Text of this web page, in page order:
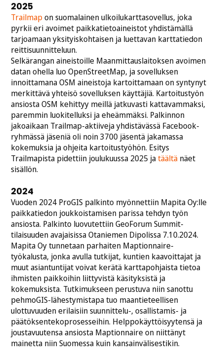
2025
Trailmapon suomalainen ulkoilukarttasovellus, joka
pyrkii eri avoimet paikkatietoaineistot yhdistämällä
tarjoamaan yksityiskohtaisen ja luettavan karttatiedon
reittisuunnitteluun.
Selkärangan aineistoille Maanmittauslaitoksen avoimen
datan ohella luo OpenStreetMap, ja sovelluksen
innoittamana OSM aineistoja kartoittamaan on syntynyt
merkittävä yhteisö sovelluksen käyttäjiä. Kartoitustyön
ansiosta OSM kehittyy meillä jatkuvasti kattavammaksi,
paremmin luokitelluksi ja eheämmäksi. Palkinnon
jakoaikaan Trailmap-aktiiveja yhdistävässä Facebook-
ryhmässä jäseniä oli noin 3700 jäsentä jakamassa
kokemuksia ja ohjeita kartoitustyöhön. Esitys
Trailmapista pidettiin joulukuussa 2025 jatäältä näet
sisällön.
2024
Vuoden 2024 ProGIS palkinto myönnettiin Mapita Oy:lle
paikkatiedon joukkoistamisen parissa tehdyn työn
ansiosta. Palkinto luovutettiin GeoForum Summit-
tilaisuuden avajaisissa Otaniemen Dipolissa 7.10.2024.
Mapita Oy tunnetaan parhaiten Maptionnaire-
työkalusta, jonka avulla tutkijat, kuntien kaavoittajat ja
muut asiantuntijat voivat kerätä karttapohjaista tietoa
ihmisten paikkoihin liittyvistä käsityksistä ja
kokemuksista. Tutkimukseen perustuva niin sanottu
pehmoGIS-lähestymistapa tuo maantieteellisen
ulottuvuuden erilaisiin suunnittelu-, osallistamis- ja
päätöksentekoprosesseihin. Helppokäyttöisyytensä ja
joustavuutensa ansiosta Maptionnaire on niittänyt
mainetta niin Suomessa kuin kansainvälisestikin.